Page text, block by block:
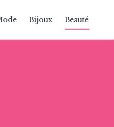
Bijoux Beauté